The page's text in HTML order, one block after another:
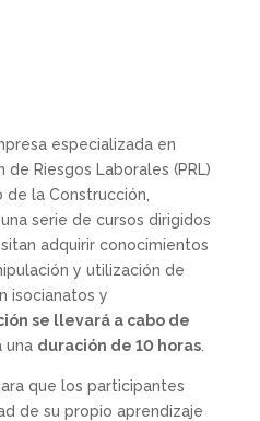
especializada en
Riesgos Laborales (PRL)
la Construcción,
serie de cursos dirigidos
adquirir conocimientos
y utilización de
isocianatos y
se llevará a cabo de
una duración de 10 horas.
que los participantes
de su propio aprendizaje